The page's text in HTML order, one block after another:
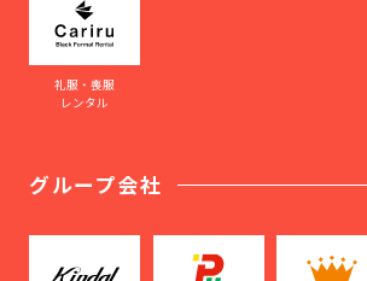
礼服・喪服
レンタル
グループ会社